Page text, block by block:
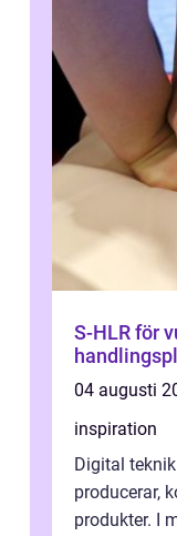
S-HLR för
04 augusti
inspiration
Digital
producerar,
produkter. I